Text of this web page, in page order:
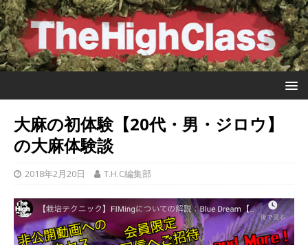
大麻の初体験【20代・男・ジロウ】
の大麻体験談
2018年2月20日 T.H.C編集部